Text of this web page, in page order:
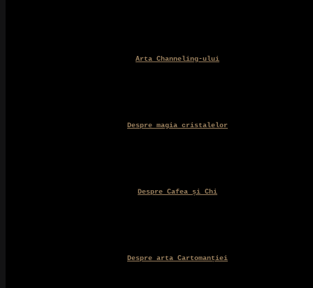
Arta Channeling-ului
Despre magia cristalelor
Despre Cafea și Chi
Despre arta Cartomanției